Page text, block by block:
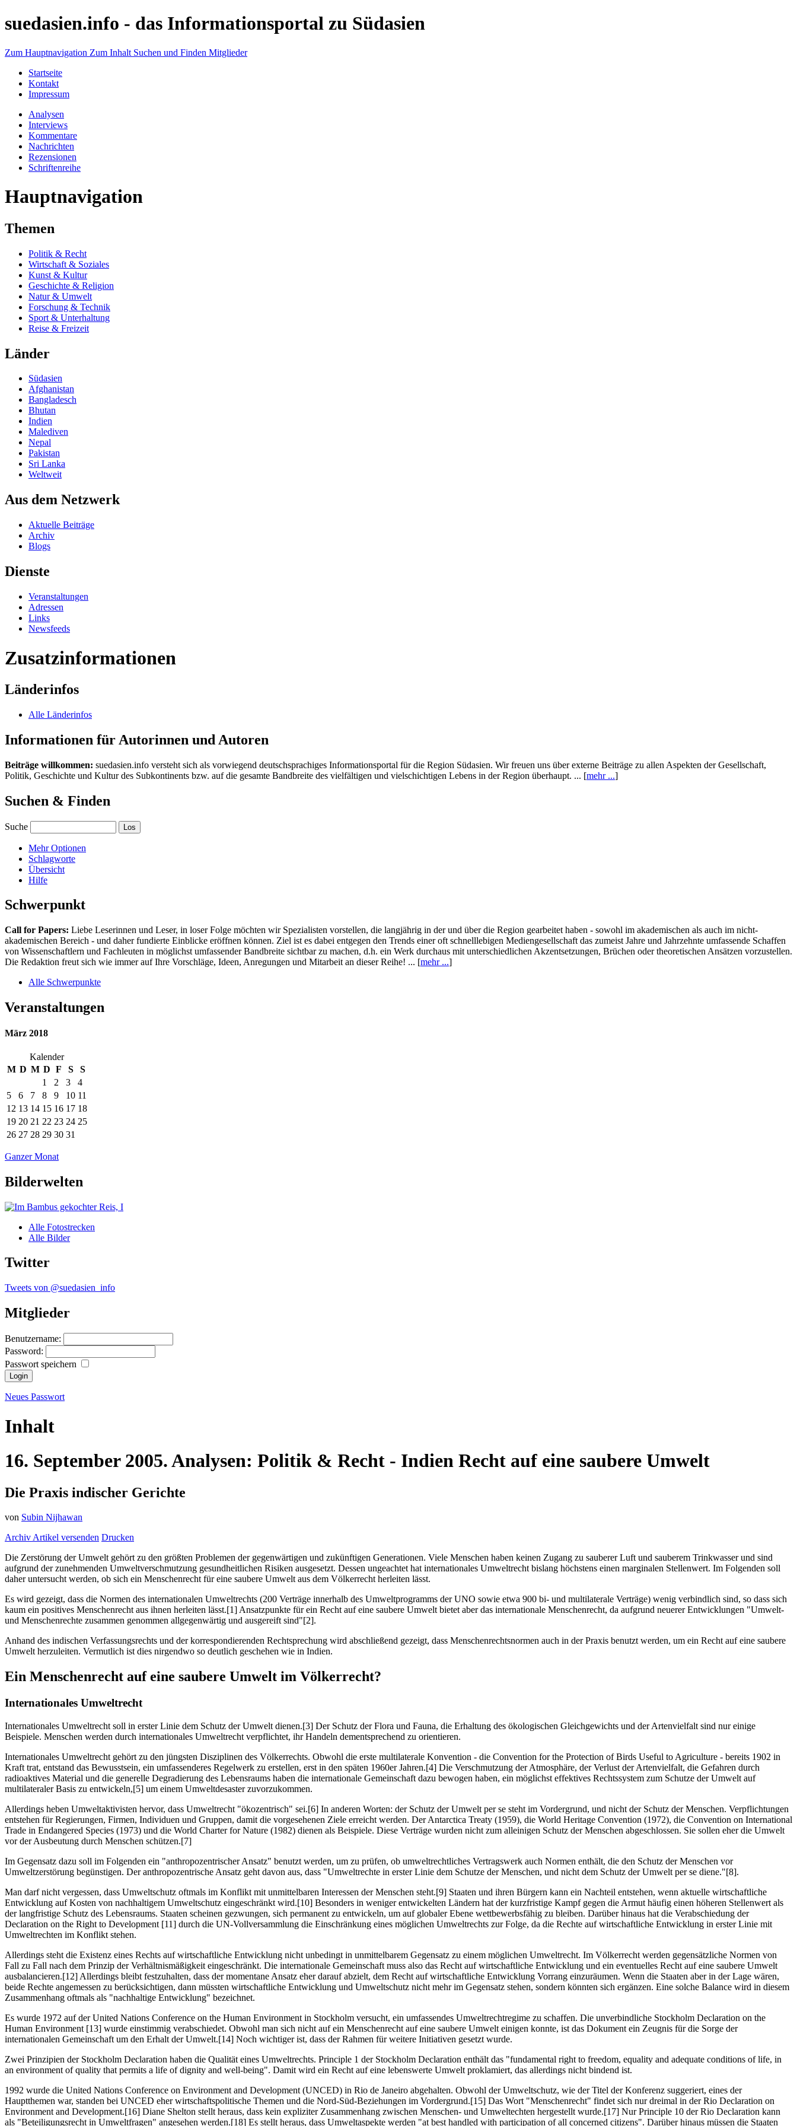
suedasien.info - das Informationsportal zu Südasien
Zum Hauptnavigation Zum Inhalt Suchen und Finden Mitglieder
Startseite
Kontakt
Impressum
Analysen
Interviews
Kommentare
Nachrichten
Rezensionen
Schriftenreihe
Hauptnavigation
Themen
Politik & Recht
Wirtschaft & Soziales
Kunst & Kultur
Geschichte & Religion
Natur & Umwelt
Forschung & Technik
Sport & Unterhaltung
Reise & Freizeit
Länder
Südasien
Afghanistan
Bangladesch
Bhutan
Indien
Malediven
Nepal
Pakistan
Sri Lanka
Weltweit
Aus dem Netzwerk
Aktuelle Beiträge
Archiv
Blogs
Dienste
Veranstaltungen
Adressen
Links
Newsfeeds
Zusatzinformationen
Länderinfos
Alle Länderinfos
Informationen für Autorinnen und Autoren
Beiträge willkommen: suedasien.info versteht sich als vorwiegend deutschsprachiges Informationsportal für die Region Südasien. Wir freuen uns über externe Beiträge zu allen Aspekten der Gesellschaft,
Politik, Geschichte und Kultur des Subkontinents bzw. auf die gesamte Bandbreite des vielfältigen und vielschichtigen Lebens in der Region überhaupt. ... [mehr ...]
Suchen & Finden
Suche
Mehr Optionen
Schlagworte
Übersicht
Hilfe
Schwerpunkt
Call for Papers: Liebe Leserinnen und Leser, in loser Folge möchten wir Spezialisten vorstellen, die langjährig in der und über die Region gearbeitet haben - sowohl im akademischen als auch im nicht-
akademischen Bereich - und daher fundierte Einblicke eröffnen können. Ziel ist es dabei entgegen den Trends einer oft schnelllebigen Mediengesellschaft das zumeist Jahre und Jahrzehnte umfassende Schaffen
von Wissenschaftlern und Fachleuten in möglichst umfassender Bandbreite sichtbar zu machen, d.h. ein Werk durchaus mit unterschiedlichen Akzentsetzungen, Brüchen oder theoretischen Ansätzen vorzustellen.
Die Redaktion freut sich wie immer auf Ihre Vorschläge, Ideen, Anregungen und Mitarbeit an dieser Reihe! ... [mehr ...]
Alle Schwerpunkte
Veranstaltungen
März 2018
Kalender
M D M D F S
S
1
2 3
4
5
6 7 8 9 10 11
12 13 14 15 16 17 18
19 20 21 22 23 24 25
26 27 28 29 30 31
Ganzer Monat
Bilderwelten
Alle Fotostrecken
Alle Bilder
Twitter
Tweets von @suedasien_info
Mitglieder
Benutzername:
Password:
Passwort speichern
Neues Passwort
Inhalt
16. September 2005.Analysen: Politik & Recht - Indien Recht auf eine saubere Umwelt
Die Praxis indischer Gerichte
von Subin Nijhawan
ArchivArtikel versenden Drucken
Die Zerstörung der Umwelt gehört zu den größten Problemen der gegenwärtigen und zukünftigen Generationen. Viele Menschen haben keinen Zugang zu sauberer Luft und sauberem Trinkwasser und sind
aufgrund der zunehmenden Umweltverschmutzung gesundheitlichen Risiken ausgesetzt. Dessen ungeachtet hat internationales Umweltrecht bislang höchstens einen marginalen Stellenwert. Im Folgenden soll
daher untersucht werden, ob sich ein Menschenrecht für eine saubere Umwelt aus dem Völkerrecht herleiten lässt.
Es wird gezeigt, dass die Normen des internationalen Umweltrechts (200 Verträge innerhalb des Umweltprogramms der UNO sowie etwa 900 bi- und multilaterale Verträge) wenig verbindlich sind, so dass sich
kaum ein positives Menschenrecht aus ihnen herleiten lässt.[1] Ansatzpunkte für ein Recht auf eine saubere Umwelt bietet aber das internationale Menschenrecht, da aufgrund neuerer Entwicklungen "Umwelt-
und Menschenrechte zusammen genommen allgegenwärtig und ausgereift sind"[2].
Anhand des indischen Verfassungsrechts und der korrespondierenden Rechtsprechung wird abschließend gezeigt, dass Menschenrechtsnormen auch in der Praxis benutzt werden, um ein Recht auf eine saubere
Umwelt herzuleiten. Vermutlich ist dies nirgendwo so deutlich geschehen wie in Indien.
Ein Menschenrecht auf eine saubere Umwelt im Völkerrecht?
Internationales Umweltrecht
Internationales Umweltrecht soll in erster Linie dem Schutz der Umwelt dienen.[3] Der Schutz der Flora und Fauna, die Erhaltung des ökologischen Gleichgewichts und der Artenvielfalt sind nur einige
Beispiele. Menschen werden durch internationales Umweltrecht verpflichtet, ihr Handeln dementsprechend zu orientieren.
Internationales Umweltrecht gehört zu den jüngsten Disziplinen des Völkerrechts. Obwohl die erste multilaterale Konvention - die Convention for the Protection of Birds Useful to Agriculture - bereits 1902 in
Kraft trat, entstand das Bewusstsein, ein umfassenderes Regelwerk zu erstellen, erst in den späten 1960er Jahren.[4] Die Verschmutzung der Atmosphäre, der Verlust der Artenvielfalt, die Gefahren durch
radioaktives Material und die generelle Degradierung des Lebensraums haben die internationale Gemeinschaft dazu bewogen haben, ein möglichst effektives Rechtssystem zum Schutze der Umwelt auf
multilateraler Basis zu entwickeln,[5] um einem Umweltdesaster zuvorzukommen.
Allerdings heben Umweltaktivisten hervor, dass Umweltrecht "ökozentrisch" sei.[6] In anderen Worten: der Schutz der Umwelt per se steht im Vordergrund, und nicht der Schutz der Menschen. Verpflichtungen
entstehen für Regierungen, Firmen, Individuen und Gruppen, damit die vorgesehenen Ziele erreicht werden. Der Antarctica Treaty (1959), die World Heritage Convention (1972), die Convention on International
Trade in Endangered Species (1973) und die World Charter for Nature (1982) dienen als Beispiele. Diese Verträge wurden nicht zum alleinigen Schutz der Menschen abgeschlossen. Sie sollen eher die Umwelt
vor der Ausbeutung durch Menschen schützen.[7]
Im Gegensatz dazu soll im Folgenden ein "anthropozentrischer Ansatz" benutzt werden, um zu prüfen, ob umweltrechtliches Vertragswerk auch Normen enthält, die den Schutz der Menschen vor
Umweltzerstörung begünstigen. Der anthropozentrische Ansatz geht davon aus, dass "Umweltrechte in erster Linie dem Schutze der Menschen, und nicht dem Schutz der Umwelt per se diene."[8].
Man darf nicht vergessen, dass Umweltschutz oftmals im Konflikt mit unmittelbaren Interessen der Menschen steht.[9] Staaten und ihren Bürgern kann ein Nachteil entstehen, wenn aktuelle wirtschaftliche
Entwicklung auf Kosten von nachhaltigem Umweltschutz eingeschränkt wird.[10] Besonders in weniger entwickelten Ländern hat der kurzfristige Kampf gegen die Armut häufig einen höheren Stellenwert als
der langfristige Schutz des Lebensraums. Staaten scheinen gezwungen, sich permanent zu entwickeln, um auf globaler Ebene wettbewerbsfähig zu bleiben. Darüber hinaus hat die Verabschiedung der
Declaration on the Right to Development [11] durch die UN-Vollversammlung die Einschränkung eines möglichen Umweltrechts zur Folge, da die Rechte auf wirtschaftliche Entwicklung in erster Linie mit
Umweltrechten im Konflikt stehen.
Allerdings steht die Existenz eines Rechts auf wirtschaftliche Entwicklung nicht unbedingt in unmittelbarem Gegensatz zu einem möglichen Umweltrecht. Im Völkerrecht werden gegensätzliche Normen von
Fall zu Fall nach dem Prinzip der Verhältnismäßigkeit eingeschränkt. Die internationale Gemeinschaft muss also das Recht auf wirtschaftliche Entwicklung und ein eventuelles Recht auf eine saubere Umwelt
ausbalancieren.[12] Allerdings bleibt festzuhalten, dass der momentane Ansatz eher darauf abzielt, dem Recht auf wirtschaftliche Entwicklung Vorrang einzuräumen. Wenn die Staaten aber in der Lage wären,
beide Rechte angemessen zu berücksichtigen, dann müssten wirtschaftliche Entwicklung und Umweltschutz nicht mehr im Gegensatz stehen, sondern könnten sich ergänzen. Eine solche Balance wird in diesem
Zusammenhang oftmals als "nachhaltige Entwicklung" bezeichnet.
Es wurde 1972 auf der United Nations Conference on the Human Environment in Stockholm versucht, ein umfassendes Umweltrechtregime zu schaffen. Die unverbindliche Stockholm Declaration on the
Human Environment [13] wurde einstimmig verabschiedet. Obwohl man sich nicht auf ein Menschenrecht auf eine saubere Umwelt einigen konnte, ist das Dokument ein Zeugnis für die Sorge der
internationalen Gemeinschaft um den Erhalt der Umwelt.[14] Noch wichtiger ist, dass der Rahmen für weitere Initiativen gesetzt wurde.
Zwei Prinzipien der Stockholm Declaration haben die Qualität eines Umweltrechts. Principle 1 der Stockholm Declaration enthält das "fundamental right to freedom, equality and adequate conditions of life, in
an environment of quality that permits a life of dignity and well-being". Damit wird ein Recht auf eine lebenswerte Umwelt proklamiert, das allerdings nicht bindend ist.
1992 wurde die United Nations Conference on Environment and Development (UNCED) in Rio de Janeiro abgehalten. Obwohl der Umweltschutz, wie der Titel der Konferenz suggeriert, eines der
Hauptthemen war, standen bei UNCED eher wirtschaftspolitische Themen und die Nord-Süd-Beziehungen im Vordergrund.[15] Das Wort "Menschenrecht" findet sich nur dreimal in der Rio Declaration on
Environment and Development.[16] Diane Shelton stellt heraus, dass kein expliziter Zusammenhang zwischen Menschen- und Umweltechten hergestellt wurde.[17] Nur Principle 10 der Rio Declaration kann
als "Beteiligungsrecht in Umweltfragen" angesehen werden.[18] Es stellt heraus, dass Umweltaspekte werden "at best handled with participation of all concerned citizens". Darüber hinaus müssen die Staaten